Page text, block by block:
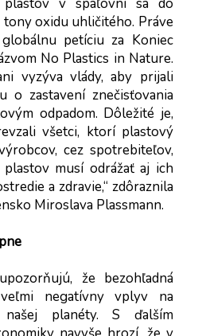
tony oxidu uhličitého. Práve
petíciu za Koniec
No Plastics in Nature.
vyzýva vlády, aby prijali
o zastavení znečisťovania
odpadom. Dôležité je,
všetci, ktorí plastový
cez spotrebiteľov,
plastov musí odrážať aj ich
a zdravie,“ zdôraznila
Miroslava Plassmann.
že bezohľadná
negatívny vplyv na
našej planéty. S ďalším